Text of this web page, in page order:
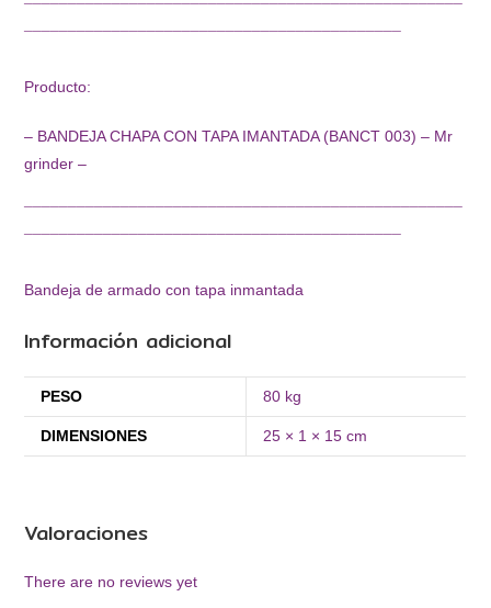
¯¯¯¯¯¯¯¯¯¯¯¯¯¯¯¯¯¯¯¯¯¯¯¯¯¯¯¯¯¯¯¯¯¯¯¯¯¯¯¯¯¯¯¯¯¯¯¯¯¯
¯¯¯¯¯¯¯¯¯¯¯¯¯¯¯¯¯¯¯¯¯¯¯¯¯¯¯¯¯¯¯¯¯¯¯¯¯¯¯¯¯¯¯
Producto:
– BANDEJA CHAPA CON TAPA IMANTADA (BANCT 003) – Mr
grinder –
¯¯¯¯¯¯¯¯¯¯¯¯¯¯¯¯¯¯¯¯¯¯¯¯¯¯¯¯¯¯¯¯¯¯¯¯¯¯¯¯¯¯¯¯¯¯¯¯¯¯
¯¯¯¯¯¯¯¯¯¯¯¯¯¯¯¯¯¯¯¯¯¯¯¯¯¯¯¯¯¯¯¯¯¯¯¯¯¯¯¯¯¯¯
Bandeja de armado con tapa inmantada
Información adicional
PESO 80 kg
DIMENSIONES 25 × 1 × 15 cm
Valoraciones
There are no reviews yet